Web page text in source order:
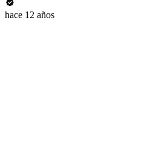
hace 12 años